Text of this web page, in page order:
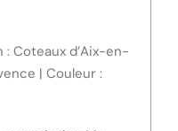
: Coteaux d’Aix-en-
| Couleur :